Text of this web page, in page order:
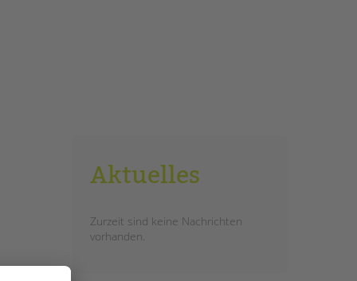
Aktuelles
Zurzeit sind keine Nachrichten
vorhanden.